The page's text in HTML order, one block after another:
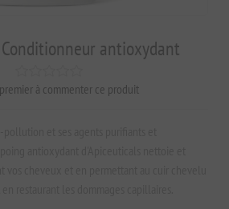
antioxydant
à commenter ce produit